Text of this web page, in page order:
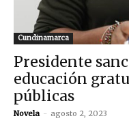
Cundinamarca
Presidente
educación
públicas
Novela - agosto 2, 2023